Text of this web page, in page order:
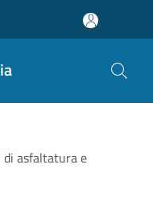
di asfaltatura e